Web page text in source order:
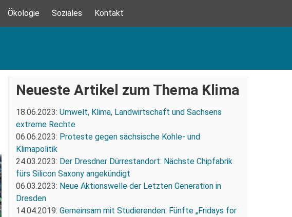
Ökologie Soziales Kontakt
Neueste Artikel zum Thema Klima
18.06.2023: Umwelt, Klima, Landwirtschaft und Sachsens
extreme Rechte
06.06.2023: Proteste gegen sächsische Kohle- und
Klimapolitik
24.03.2023: Der Dresdner Dürrestandort: Nächste Chipfabrik
fürs Silicon Saxony angekündigt
06.03.2023: Neue Aktionswelle der Letzten Generation in
Dresden
14.04.2019: Gemeinsam mit Studierenden: Fünfte „Fridays for